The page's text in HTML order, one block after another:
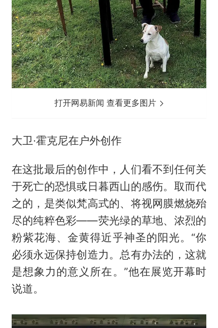
打开网易新闻 查看更多图片
大卫·霍克尼在户外创作
在这批最后的创作中，人们看不到任何关
于死亡的恐惧或日暮西山的感伤。取而代
之的，是类似梵高式的、将视网膜燃烧殆
尽的纯粹色彩——荧光绿的草地、浓烈的
粉紫花海、金黄得近乎神圣的阳光。“你
必须永远保持创造力。总有办法的，这就
是想象力的意义所在。”他在展览开幕时
说道。